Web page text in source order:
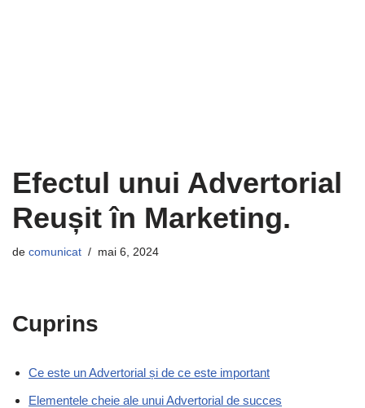
Efectul unui Advertorial
Reușit în Marketing.
de comunicat mai 6, 2024
Cuprins
Ce este un Advertorial și de ce este important
Elementele cheie ale unui Advertorial de succes